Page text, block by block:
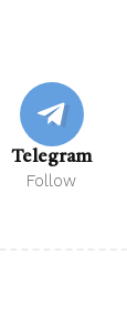
Telegram
Follow